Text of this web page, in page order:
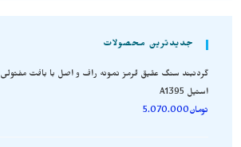
جدیدترین محصولات
گردنبند سنگ عقیق قرمز نمونه راف و اصل با بافت مفتولی
استیل A1395
تومان5.070.000